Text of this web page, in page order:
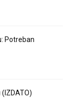
Potreban